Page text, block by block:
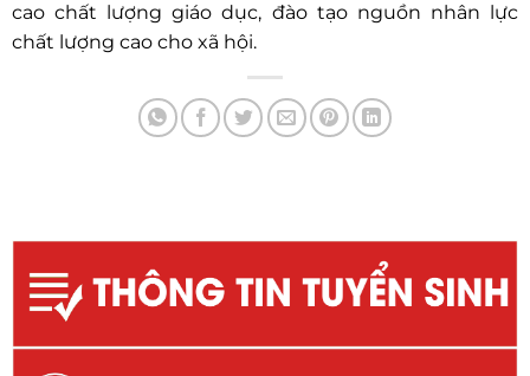
cao chất lượng giáo dục, đào tạo nguồn nhân lực
chất lượng cao cho xã hội.